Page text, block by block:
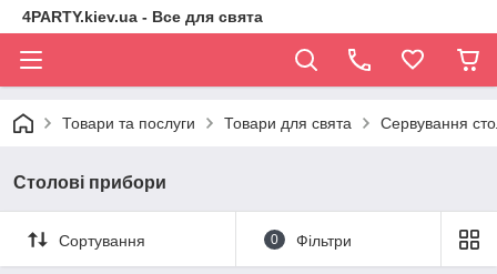
4PARTY.kiev.ua - Все для свята
Товари та послуги Товари для свята Сервування
Столові прибори
Сортування 0 Фільтри